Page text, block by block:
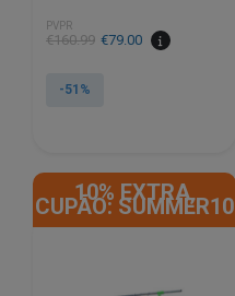
PVPR
€160.99
O
original
€79.00
O
atual
-51%
10% EXTRA,
CUPÃO: SUMMER10